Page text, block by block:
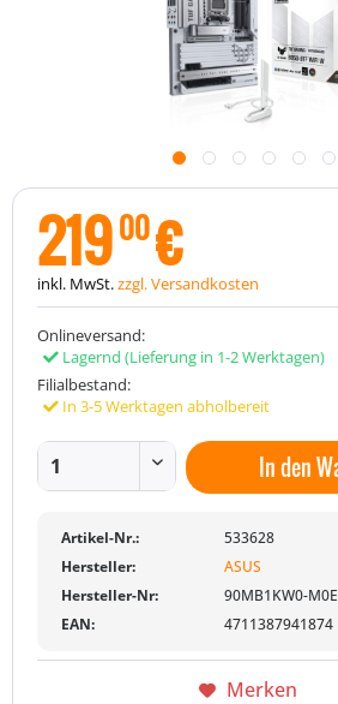
21900€
inkl. MwSt.zzgl. Versandkosten
Onlineversand:
Lagernd (Lieferung in 1-2 Werktagen)
Filialbestand:
In 3-5 Werktagen abholbereit
In den
Artikel-Nr.:
533628
Hersteller:
ASUS
Hersteller-Nr:
90MB1KW0-
EAN:
4711387941874
Merken